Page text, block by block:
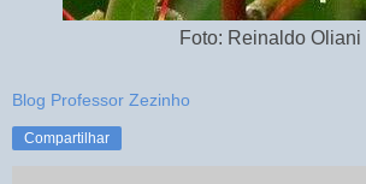
Foto: Reinaldo Oliani‎
Blog Professor Zezinho
Compartilhar